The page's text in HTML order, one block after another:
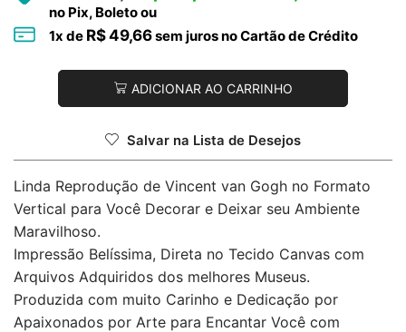
no Pix, Boleto ou
1x de R$49,66sem juros no Cartão de Crédito
ADICIONAR AO CARRINHO
Salvar na Lista de Desejos
Linda Reprodução de Vincent van Gogh no Formato
Vertical para Você Decorar e Deixar seu Ambiente
Maravilhoso.
Impressão Belíssima, Direta no Tecido Canvas com
Arquivos Adquiridos dos melhores Museus.
Produzida com muito Carinho e Dedicação por
Apaixonados por Arte para Encantar Você com